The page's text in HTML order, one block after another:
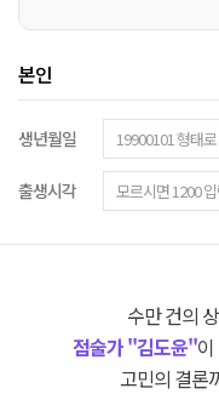
본인
생년월일
출생시각
수만 건의
점술가 "김도윤"
고민의 결론